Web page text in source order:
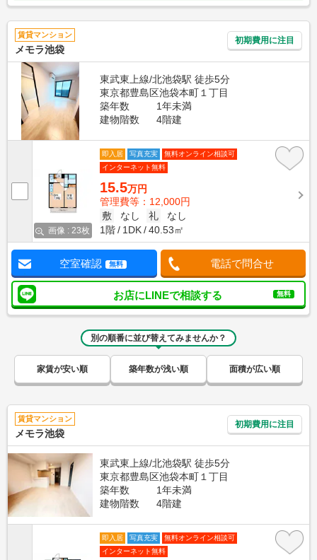
賃貸マンション
メモラ池袋
初期費用に注目
東武東上線/北池袋駅 徒歩5分
東京都豊島区池袋本町１丁目
築年数
1年未満
建物階数
4階建
画像 : 23枚
即入居 写真充実
無料オンライン相談可
インターネット無料
15.5万円
管理費等：12,000円
敷
なし 礼
なし
1階
1DK 40.53㎡
空室確認 無料 電話で問合せ
お店にLINEで相談する 無料
別の順番に並び替えてみませんか？
家賃が安い順 築年数が浅い順 面積が広い順
賃貸マンション
メモラ池袋
初期費用に注目
東武東上線/北池袋駅 徒歩5分
東京都豊島区池袋本町１丁目
築年数
1年未満
建物階数
4階建
即入居 写真充実
無料オンライン相談可
インターネット無料